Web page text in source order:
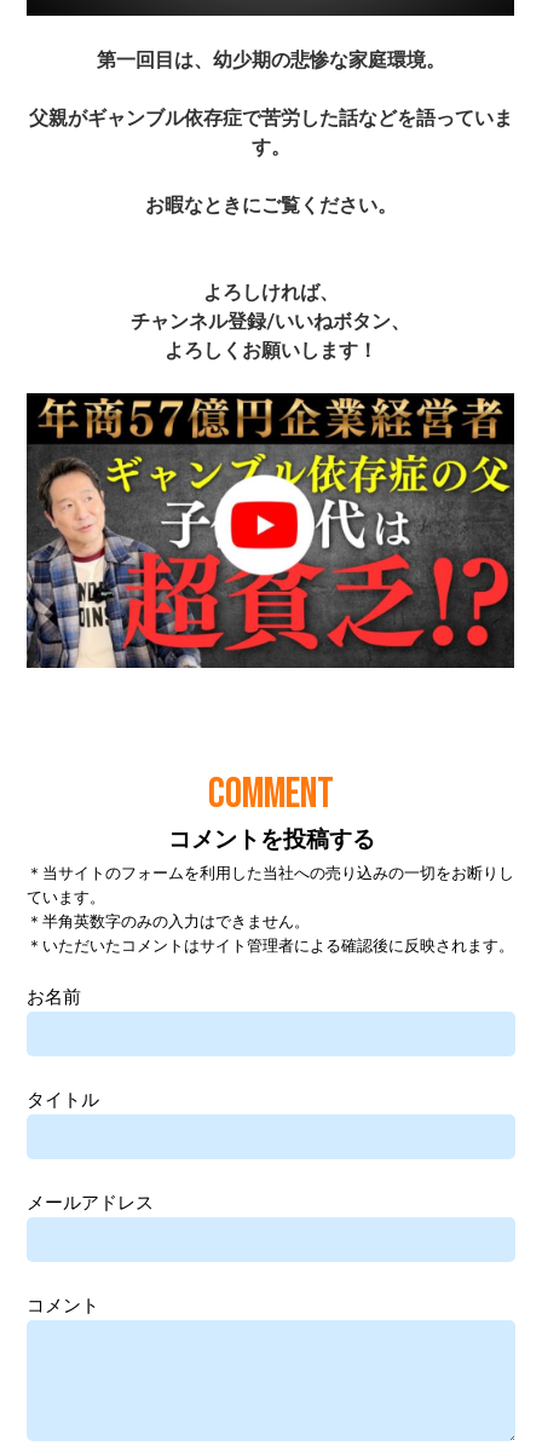
COMMENT
コメントを投稿する
＊当サイトのフォームを利用した当社への売り込みの一切をお断りし
ています。
＊半角英数字のみの入力はできません。
＊いただいたコメントはサイト管理者による確認後に反映されます。
お名前
タイトル
メールアドレス
コメント